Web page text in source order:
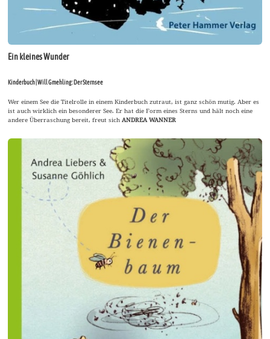
Ein kleines Wunder
Kinderbuch | Will Gmehling: Der Sternsee
Wer einem See die Titelrolle in einem Kinderbuch zutraut, ist ganz schön mutig. Aber es
ist auch wirklich ein besonderer See. Er hat die Form eines Sterns und hält noch eine
andere Überraschung bereit, freut sich ANDREA WANNER